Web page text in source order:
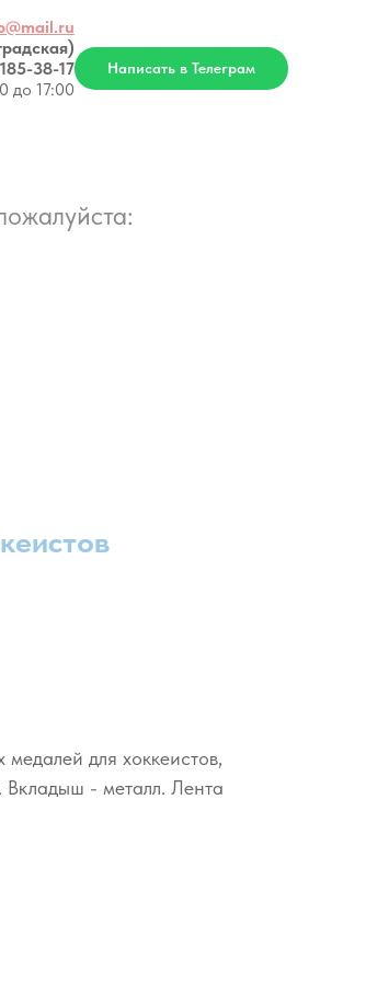
38-17
до 17:00
Написать в Телеграм
для хоккеистов,
- металл. Лента